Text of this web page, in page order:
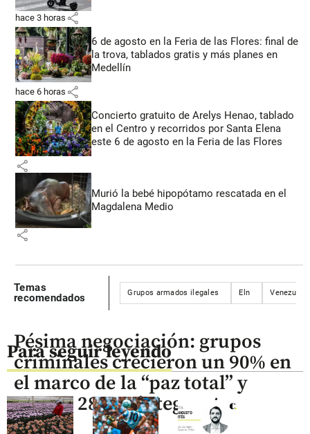
hace 3 horas share
6 de agosto en la Feria de las Flores: final de
la trova, tablados gratis y más planes en
Medellín
hace 6 horas share
Concierto gratuito de Arelys Henao, tablado
en el Centro y recorridos por Santa Elena
este 6 de agosto en la Feria de las Flores
share
Murió la bebé hipopótamo rescatada en el
Magdalena Medio
share
Temas
recomendados
Grupos armados ilegales Eln Venezuela
Para seguir leyendo
Pésima negociación: grupos
criminales crecieron un 90% en
el marco de la “paz total” y
suman 28.802 integrantes